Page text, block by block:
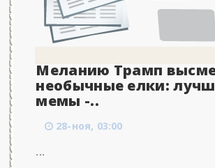
Меланию Трамп
необычные елки:
мемы -..
28-ноя, 03:00
...